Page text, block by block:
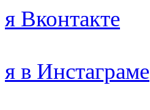
я Вконтакте
я в Инстаграме